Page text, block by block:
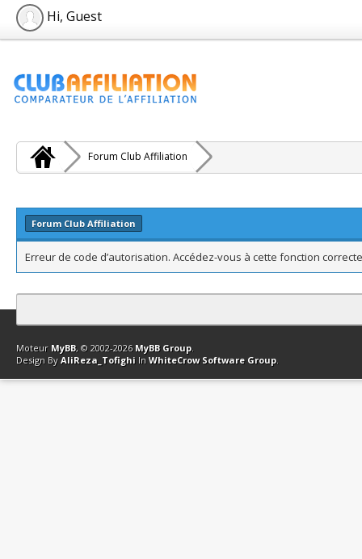
Hi, Guest
Forum Club Affiliation
Forum Club Affiliation
Erreur de code d’autorisation. Accédez-vous à cette fonction
Contact Club Affiliation Retourner en haut Version bas-débit
Moteur MyBB, © 2002-2026 MyBB Group.
Design By AliReza_Tofighi In WhiteCrow Software Group.